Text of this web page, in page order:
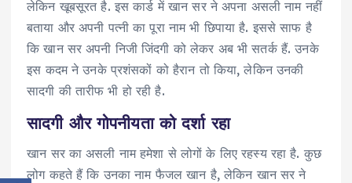
लेकिन खूबसूरत है. इस कार्ड में खान सर ने अपना असली नाम नहीं
बताया और अपनी पत्नी का पूरा नाम भी छिपाया है. इससे साफ है
कि खान सर अपनी निजी जिंदगी को लेकर अब भी सतर्क हैं. उनके
इस कदम ने उनके प्रशंसकों को हैरान तो किया, लेकिन उनकी
सादगी की तारीफ भी हो रही है.
सादगी और गोपनीयता को दर्शा रहा
खान सर का असली नाम हमेशा से लोगों के लिए रहस्य रहा है. कुछ
लोग कहते हैं कि उनका नाम फैजल खान है, लेकिन खान सर ने